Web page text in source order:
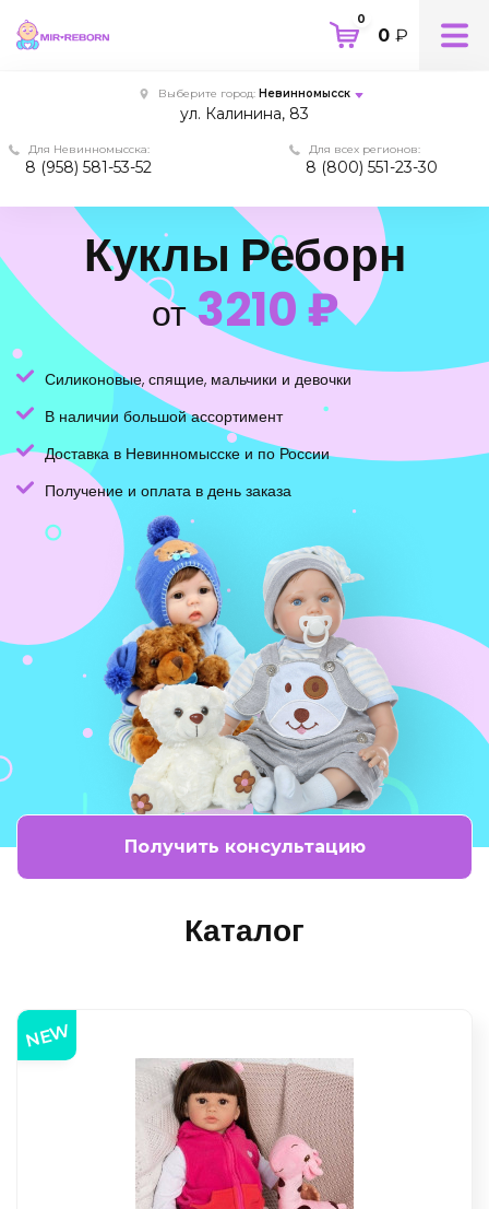
0
0 ₽
Выберите город: Невинномысск
ул. Калинина, 83
Для всех регионов:
8 (800) 551-23-30
Для Невинномысска:
8 (958) 581-53-52
Куклы Реборн
от3210 ₽
Силиконовые, спящие, мальчики и девочки
В наличии большой ассортимент
Доставка в Невинномысске и по России
Получение и оплата в день заказа
Получить консультацию
Каталог
NEW